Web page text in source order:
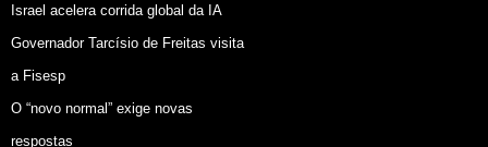
Israel acelera corrida global da IA
Governador Tarcísio de Freitas visita
a Fisesp
O “novo normal” exige novas
respostas